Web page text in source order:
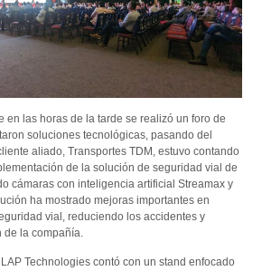
en las horas de la tarde se realizó un foro de
soluciones tecnológicas, pasando del
aliado, Transportes TDM, estuvo contando
de la solución de seguridad vial de
cámaras con inteligencia artificial Streamax y
ha mostrado mejoras importantes en
vial, reduciendo los accidentes y
de la compañía.
Technologies contó con un stand enfocado